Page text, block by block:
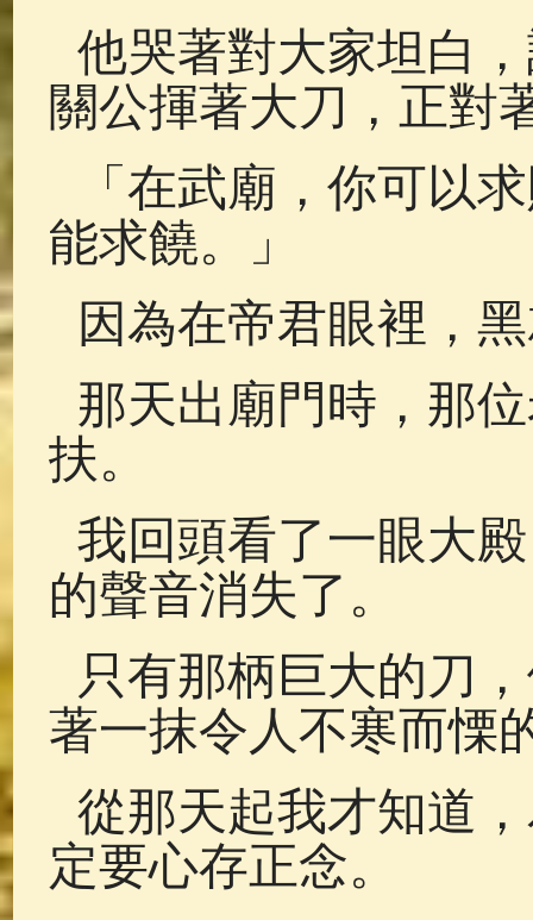
他哭著對大家坦白
關公揮著大刀，正對
「在武廟，你可以
能求饒。」
因為在帝君眼裡，
那天出廟門時，那
扶。
我回頭看了一眼大
的聲音消失了。
只有那柄巨大的刀
著一抹令人不寒而慄
從那天起我才知道
定要心存正念。